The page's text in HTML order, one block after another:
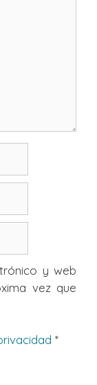
y web
vez que
*